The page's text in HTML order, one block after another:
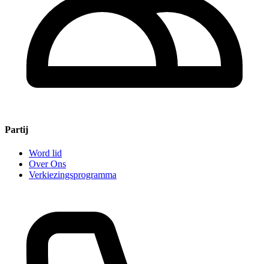
Partij
Word lid
Over Ons
Verkiezingsprogramma